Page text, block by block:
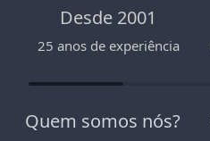
Desde 2001
25 anos de experiência
Quem somos nós?